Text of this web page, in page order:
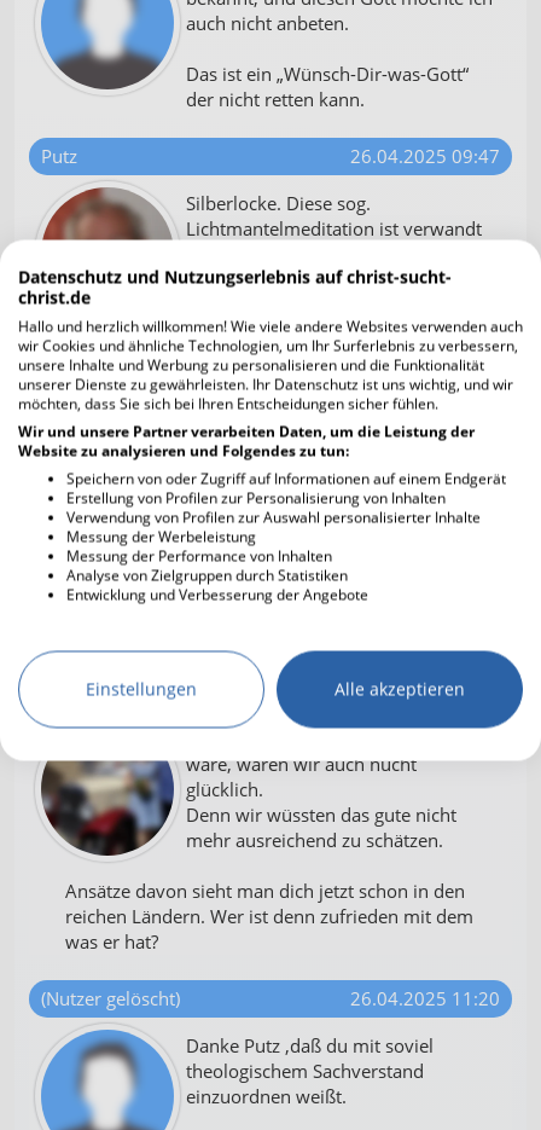
auch nicht anbeten.
Das ist ein „Wünsch-Dir-was-Gott“
der nicht retten kann.
Putz
26.04.2025 09:47
Silberlocke. Diese sog.
Lichtmantelmeditation ist verwandt
Meditation, eine Art meditative
Negative abzuwehren und positiv zu
verändern.
Der christliche Glaube hat mit dieser Richtung
inhaltlich nichts zu tun, weil er der biblischen
Rechtfertigung allein aus Glauben widerspricht.
aber vielleicht gibt es eine Brücke zur Aussage, die
im Jakobusbrief am Ende des NT steht Kapitel 4,
Vers 8: Naht euch zu Gott, so naht er sich zu euch!-
Es ist eine Bewegung, die auf Gegenseitigkeit
beruht. Gott will nicht alles machen, der Mensch
kann nicht alles machen, aber miteinander sind wir
aufeinander angewiesen. Diese Tendenz ist
Nemrac73
26.04.2025 10:45
wäre, wären wir auch nucht
glücklich.
Denn wir wüssten das gute nicht
mehr ausreichend zu schätzen.
Ansätze davon sieht man dich jetzt schon in den
reichen Ländern. Wer ist denn zufrieden mit dem
was er hat?
(Nutzer gelöscht)
26.04.2025 11:20
Danke Putz ,daß du mit soviel
theologischem Sachverstand
einzuordnen weißt.
Datenschutz und Nutzungserlebnis auf christ-sucht-
christ.de
Hallo und herzlich willkommen! Wie viele andere Websites verwenden auch
wir Cookies und ähnliche Technologien, um Ihr Surferlebnis zu verbessern,
unsere Inhalte und Werbung zu personalisieren und die Funktionalität
unserer Dienste zu gewährleisten. Ihr Datenschutz ist uns wichtig, und wir
möchten, dass Sie sich bei Ihren Entscheidungen sicher fühlen.
Wir und unsere Partner verarbeiten Daten, um die Leistung der
Website zu analysieren und Folgendes zu tun:
Speichern von oder Zugriff auf Informationen auf einem Endgerät
Erstellung von Profilen zur Personalisierung von Inhalten
Verwendung von Profilen zur Auswahl personalisierter Inhalte
Messung der Werbeleistung
Messung der Performance von Inhalten
Analyse von Zielgruppen durch Statistiken
Entwicklung und Verbesserung der Angebote
Einstellungen Alle akzeptieren